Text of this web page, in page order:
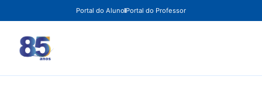
Portal do Aluno Portal do Professor